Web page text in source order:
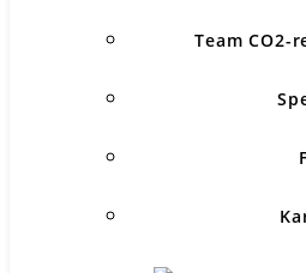
Team CO2-